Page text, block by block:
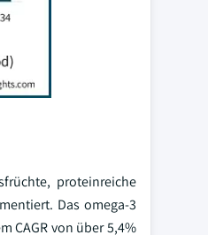
proteinreiche
Das omega-3
CAGR von über 5,4%